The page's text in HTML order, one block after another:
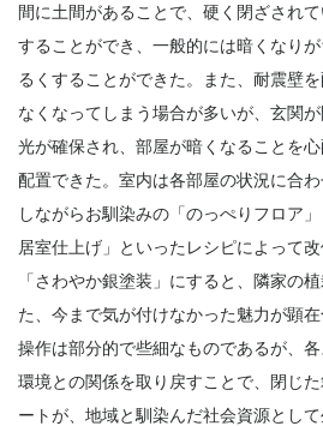
間に土間があることで、硬く閉ざされ
することができ、一般的には暗くなり
るくすることができた。また、耐震壁
なくなってしまう場合が多いが、玄関
光が確保され、部屋が暗くなることを
配置できた。室内は各部屋の状況に合
しながらお馴染みの「のっぺりフロア
居室仕上げ」といったレシピによって
「さわやか銀塗装」にすると、隣家の
た、今まで気が付けなかった魅力が顕
操作は部分的で些細なものであるが、
環境との関係を取り戻すことで、閉じ
ートが、地域と馴染んだ社会資源とし